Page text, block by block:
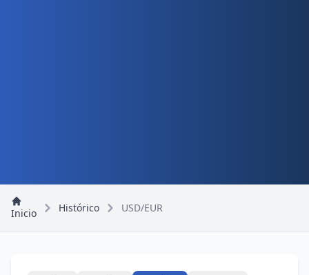
Inicio Histórico USD/EUR